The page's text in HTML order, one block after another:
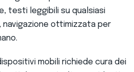
testi leggibili su qualsiasi
navigazione ottimizzata per
mobili richiede cura dei